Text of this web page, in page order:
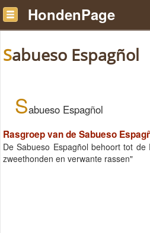
HondenPage
Sabueso Espagñol
Sabueso Espagñol
Rasgroep van de Sabueso
De Sabueso Espagñol behoort tot
zweethonden en verwante rassen"